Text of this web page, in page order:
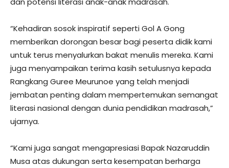
“Kehadiran sosok inspiratif seperti Gol A Gong
memberikan dorongan besar bagi peserta didik kami
untuk terus menyalurkan bakat menulis mereka. Kami
juga menyampaikan terima kasih setulusnya kepada
Rangkang Guree Meurunoe yang telah menjadi
jembatan penting dalam mempertemukan semangat
literasi nasional dengan dunia pendidikan madrasah,”
ujarnya.
“Kami juga sangat mengapresiasi Bapak Nazaruddin
Musa atas dukungan serta kesempatan berharga